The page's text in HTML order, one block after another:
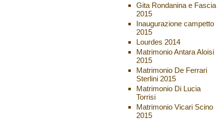
Gita Rondanina e Fascia
2015
Inaugurazione campetto
2015
Lourdes 2014
Matrimonio Antara Aloisi
2015
Matrimonio De Ferrari
Sterlini 2015
Matrimonio Di Lucia
Torrisi
Matrimonio Vicari Scino
2015